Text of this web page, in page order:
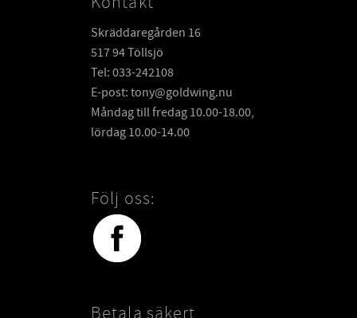
Skräddaregården 16
517 94 Töllsjö
Tel: 033-242108
E-post: tony@goldwing.nu
Måndag till fredag 10.00-18.00,
lördag 10.00-14.00
Följ oss:
Betala säkert